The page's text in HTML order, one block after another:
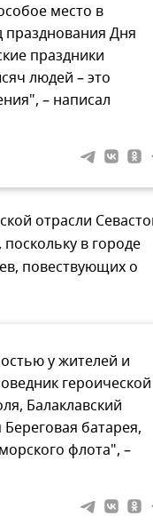
место в
празднования Дня
праздники
людей – это
– написал
отрасли
в городе
повествующих о
у жителей и
героической
Балаклавский
батарея,
флота", –